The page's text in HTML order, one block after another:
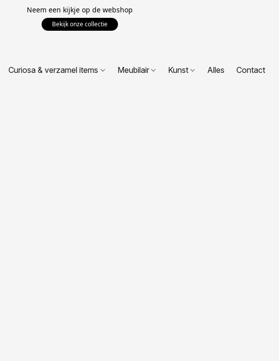
Neem een kijkje op de webshop
Bekijk onze collectie
Curiosa & verzamel items Meubilair Kunst Alles Contact